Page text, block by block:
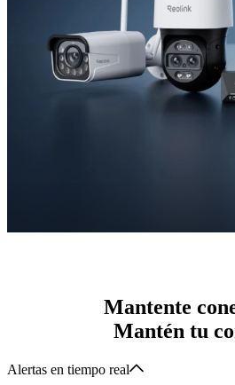
Mantente
Mantén tu
Alertas en tiempo real